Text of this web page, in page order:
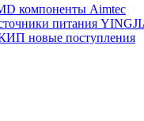
компоненты Aimtec
питания
новые поступления